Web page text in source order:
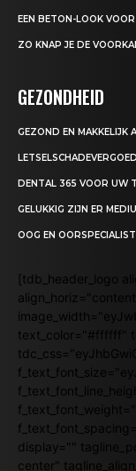
EEN BETON-LOOK
ZO KNAP JE DE
GEZONDHEID
GEZOND EN MAKKELIJK
DENTAL 365 VOOR UW
GELUKKIG ZIJN ER
OOG EN
[tdb_header_logo
text_color="#ffffff"
display=""
center"